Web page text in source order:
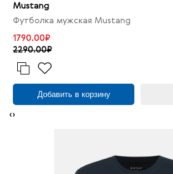
Mustang
Футболка мужская Mustang
1790.00₽
2290.00₽
Добавить в корзину
‹›